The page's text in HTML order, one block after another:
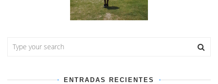
ENTRADAS RECIENTES